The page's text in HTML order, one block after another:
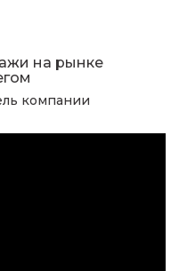
на рынке
компании